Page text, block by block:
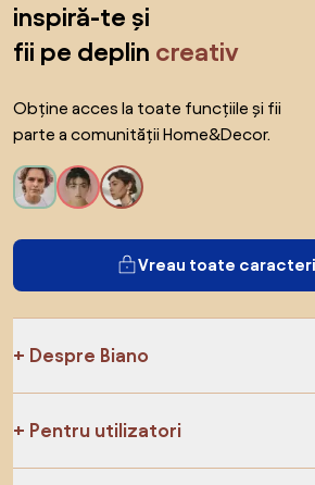
inspiră-te și
fii pe deplin creativ
Obține acces la toate funcțiile și fii
parte a comunității Home&Decor.
Vreau toate
Despre Biano
Pentru utilizatori